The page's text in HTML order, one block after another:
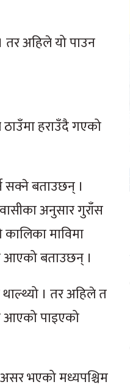
तर अहिले यो पाउन
हराउँदै गएको
सक्ने बताउछन् ।
अनुसार गुराँस
माविमा
आएको बताउछन् ।
। तर अहिले त
आएको पाइएको
भएको मध्यपश्चिम